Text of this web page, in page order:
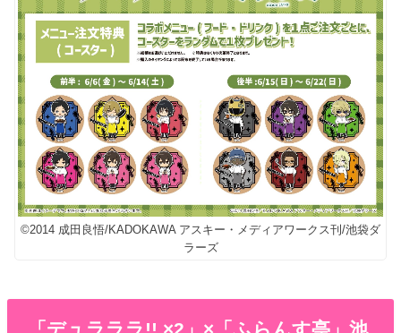
©2014 成田良悟/KADOKAWA アスキー・メディアワークス刊/池袋ダ
ラーズ